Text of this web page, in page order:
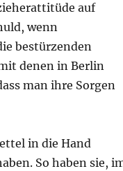
auf
wenn
bestürzenden
denen in Berlin
man ihre Sorgen
in die Hand
So haben sie,